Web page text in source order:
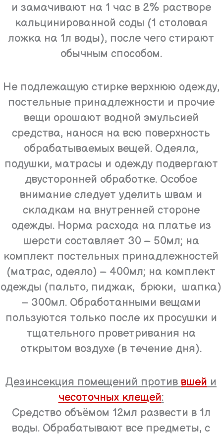
и замачивают на 1 час в 2% растворе
кальцинированной соды (1 столовая
ложка на 1л воды), после чего стирают
обычным способом.
Не подлежащую стирке верхнюю одежду,
постельные принадлежности и прочие
вещи орошают водной эмульсией
средства, нанося на всю поверхность
обрабатываемых вещей. Одеяла,
подушки, матрасы и одежду подвергают
двусторонней обработке. Особое
внимание следует уделить швам и
складкам на внутренней стороне
одежды. Норма расхода на платье из
шерсти составляет 30 – 50мл; на
комплект постельных принадлежностей
(матрас, одеяло) – 400мл; на комплект
одежды (пальто, пиджак, брюки, шапка)
– 300мл. Обработанными вещами
пользуются только после их просушки и
тщательного проветривания на
открытом воздухе (в течение дня).
Дезинсекция помещений против вшей и
чесоточных клещей:
Средство объёмом 12мл развести в 1л
воды. Обрабатывают все предметы, с